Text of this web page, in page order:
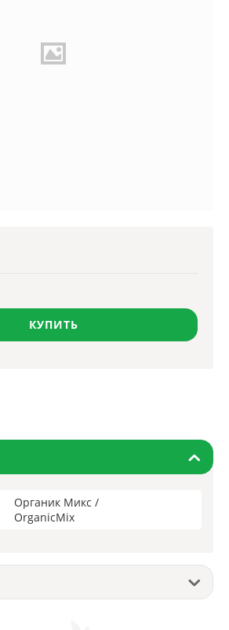
КУПИТЬ
Органик Микс /
OrganicMix